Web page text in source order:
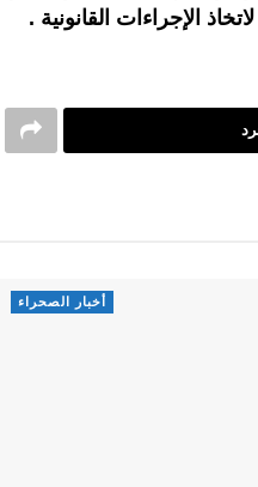
الإجراءات القانونية .
أخبار الصحراء